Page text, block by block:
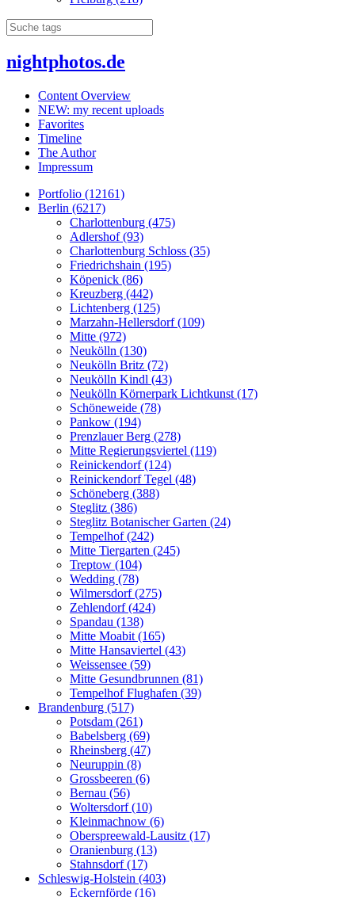
nightphotos.de
Content Overview
NEW: my recent uploads
Favorites
Timeline
The Author
Impressum
Portfolio (12161)
Berlin (6217)
Charlottenburg (475)
Adlershof (93)
Charlottenburg Schloss (35)
Friedrichshain (195)
Köpenick (86)
Kreuzberg (442)
Lichtenberg (125)
Marzahn-Hellersdorf (109)
Mitte (972)
Neukölln (130)
Neukölln Britz (72)
Neukölln Kindl (43)
Neukölln Körnerpark Lichtkunst (17)
Schöneweide (78)
Pankow (194)
Prenzlauer Berg (278)
Mitte Regierungsviertel (119)
Reinickendorf (124)
Reinickendorf Tegel (48)
Schöneberg (388)
Steglitz (386)
Steglitz Botanischer Garten (24)
Tempelhof (242)
Mitte Tiergarten (245)
Treptow (104)
Wedding (78)
Wilmersdorf (275)
Zehlendorf (424)
Spandau (138)
Mitte Moabit (165)
Mitte Hansaviertel (43)
Weissensee (59)
Mitte Gesundbrunnen (81)
Tempelhof Flughafen (39)
Brandenburg (517)
Potsdam (261)
Babelsberg (69)
Rheinsberg (47)
Neuruppin (8)
Grossbeeren (6)
Bernau (56)
Woltersdorf (10)
Kleinmachnow (6)
Oberspreewald-Lausitz (17)
Oranienburg (13)
Stahnsdorf (17)
Schleswig-Holstein (403)
Eckernförde (16)